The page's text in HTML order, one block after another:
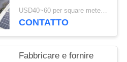
fabbricazione precisa e
soluzione di consegna
USD40~60 per square meter MOQ:1000 sqm
CONTATTO
Fabbricare e fornire